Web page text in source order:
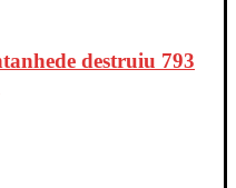
destruiu 793